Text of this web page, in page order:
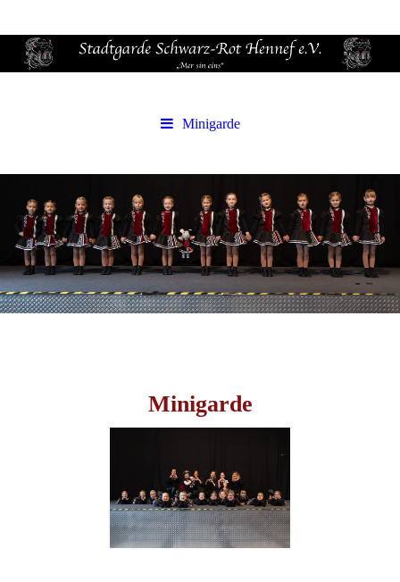
Minigarde
Minigarde